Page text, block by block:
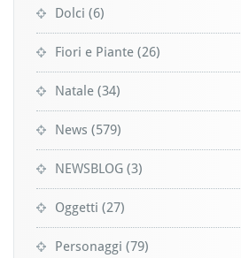
Dolci (6)
Fiori e Piante (26)
Natale (34)
News (579)
NEWSBLOG (3)
Oggetti (27)
Personaggi (79)